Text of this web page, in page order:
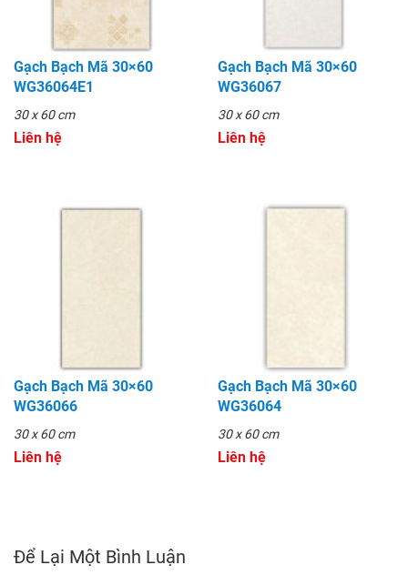
Gạch Bạch Mã 30×60
WG36064E1
30 x 60 cm
Liên hệ
Gạch Bạch Mã 30×60
WG36067
30 x 60 cm
Liên hệ
Gạch Bạch Mã 30×60
WG36066
30 x 60 cm
Liên hệ
Gạch Bạch Mã 30×60
WG36064
30 x 60 cm
Liên hệ
Để Lại Một Bình Luận